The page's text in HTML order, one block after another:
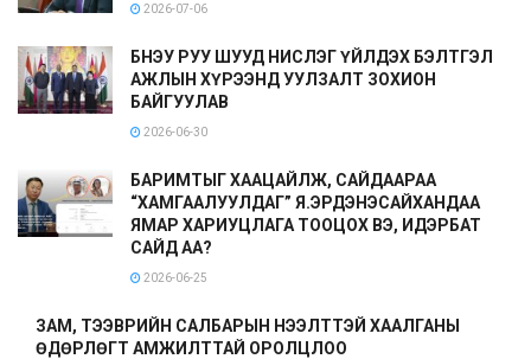
2026-07-06
БНЭУ РУУ ШУУД НИСЛЭГ ҮЙЛДЭХ БЭЛТГЭЛ
АЖЛЫН ХҮРЭЭНД УУЛЗАЛТ ЗОХИОН
БАЙГУУЛАВ
2026-06-30
БАРИМТЫГ ХААЦАЙЛЖ, САЙДААРАА
“ХАМГААЛУУЛДАГ” Я.ЭРДЭНЭСАЙХАНДАА
ЯМАР ХАРИУЦЛАГА ТООЦОХ ВЭ, ИДЭРБАТ
САЙД АА?
2026-06-25
ЗАМ, ТЭЭВРИЙН САЛБАРЫН НЭЭЛТТЭЙ ХААЛГАНЫ
ӨДӨРЛӨГТ АМЖИЛТТАЙ ОРОЛЦЛОО